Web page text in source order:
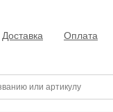
Доставка Оплата